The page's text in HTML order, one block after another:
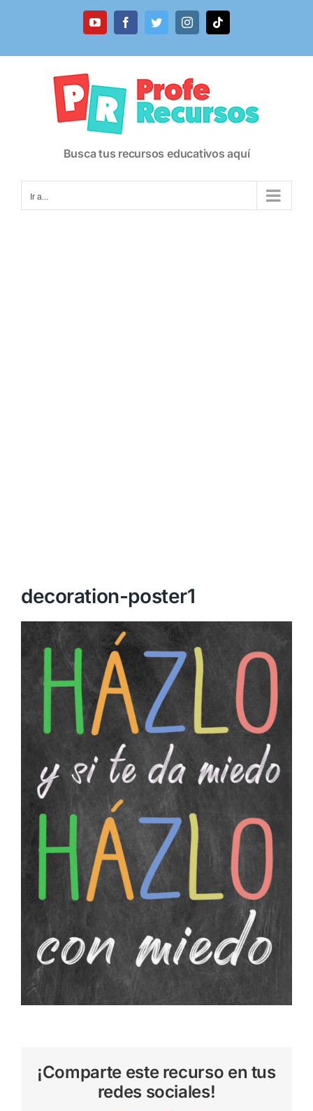
YouTubeFacebookTwitterInstagramTiktok
Busca tus recursos educativos aquí
Ir a...
decoration-poster1
¡Comparte este recurso en tus
redes sociales!